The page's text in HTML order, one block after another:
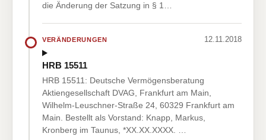
die Änderung der Satzung in § 1…
VERÄNDERUNGEN 12.11.2018
HRB 15511
HRB 15511: Deutsche Vermögensberatung
Aktiengesellschaft DVAG, Frankfurt am Main,
Wilhelm-Leuschner-Straße 24, 60329 Frankfurt am
Main. Bestellt als Vorstand: Knapp, Markus,
Kronberg im Taunus, *XX.XX.XXXX. …